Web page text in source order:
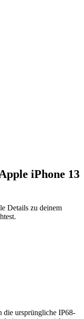
iPhone 13
Details zu deinem
die ursprüngliche IP68-